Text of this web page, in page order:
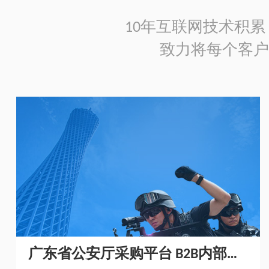
10年互联网技术积
致力将每个客
广东省公安厅采购平台 B2B内部采